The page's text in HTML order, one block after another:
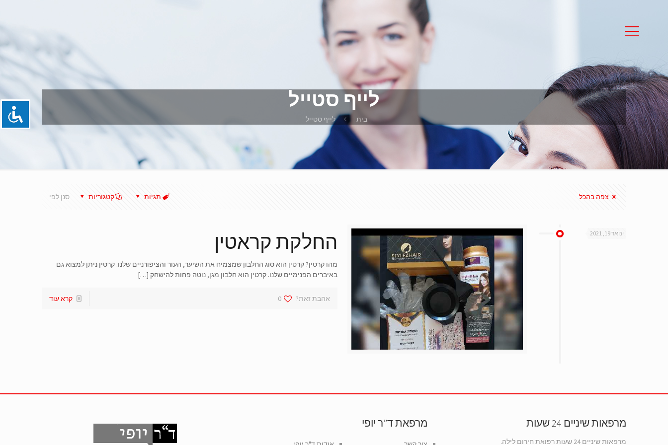
לייף סטייל
בית לייף סטייל
סנן לפי קטגוריות תגיות צפה בהכל
ינואר 19, 2021 החלקת קראטין
מהו קרטין? קרטין הוא סוג החלבון שמצמיח את השיער, העור והציפורניים שלנו. קרטין ניתן למצוא גם
באיברים הפנימיים שלנו. קרטין הוא חלבון מגן, נוטה פחות להישחק […]
אהבת זאת? 0 קרא עוד
מרפאות שיניים 24 שעות
מרפאות שיניים 24 שעות רפואת חירום לילה.
מרפאת ד”ר יופי